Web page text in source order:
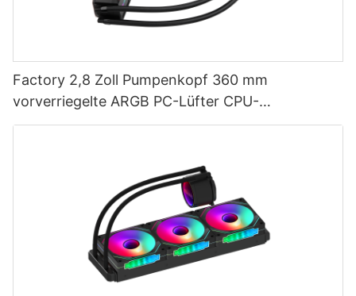
Factory 2,8 Zoll Pumpenkopf 360 mm
vorverriegelte ARGB PC-Lüfter CPU-
Wasserkühlung AURORA